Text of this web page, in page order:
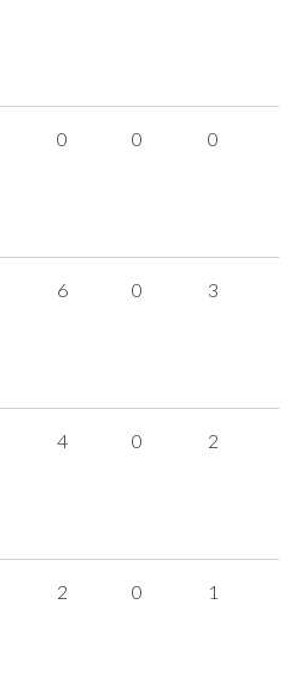
0 0 0
6 0 3
4 0 2
2 0 1